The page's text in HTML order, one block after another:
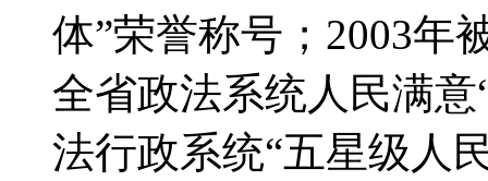
体”荣誉称号；2003年
全省政法系统人民满
法行政系统“五星级人